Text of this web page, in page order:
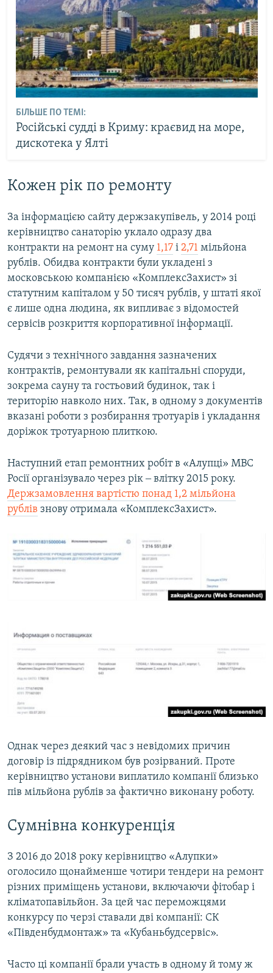
БІЛЬШЕ ПО ТЕМІ:
Російські судді в Криму: краєвид на море,
дискотека у Ялті
Кожен рік по ремонту
За інформацією сайту держзакупівель, у 2014 році
керівництво санаторію уклало одразу два
контракти на ремонт на суму 1,17 і 2,71 мільйона
рублів. Обидва контракти були укладені з
московською компанією «КомплексЗахист» зі
статутним капіталом у 50 тисяч рублів, у штаті якої
є лише одна людина, як випливає з відомостей
сервісів розкриття корпоративної інформації.
Судячи з технічного завдання зазначених
контрактів, ремонтували як капітальні споруди,
зокрема сауну та гостьовий будинок, так і
територію навколо них. Так, в одному з документів
вказані роботи з розбирання тротуарів і укладання
доріжок тротуарною плиткою.
Наступний етап ремонтних робіт в «Алупці» МВС
Росії організувало через рік ‒ влітку 2015 року.
Держзамовлення вартістю понад 1,2 мільйона
рублів знову отримала «КомплексЗахист».
Однак через деякий час з невідомих причин
договір із підрядником був розірваний. Проте
керівництво установи виплатило компанії близько
пів мільйона рублів за фактично виконану роботу.
Сумнівна конкуренція
З 2016 до 2018 року керівництво «Алупки»
оголосило щонайменше чотири тендери на ремонт
різних приміщень установи, включаючи фітобар і
кліматопавільйон. За цей час переможцями
конкурсу по черзі ставали дві компанії: СК
«Південбудмонтаж» та «Кубаньбудсервіс».
Часто ці компанії брали участь в одному й тому ж